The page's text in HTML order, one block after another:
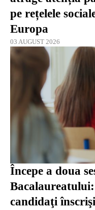
pe rețelele
Europa
03 AUGUST 2026
Începe a doua
Bacalaureatului:
candidaţi înscrişi